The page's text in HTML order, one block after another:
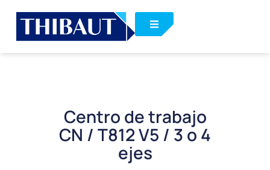
Centro de trabajo
CN / T812 V5 / 3 o 4
ejes